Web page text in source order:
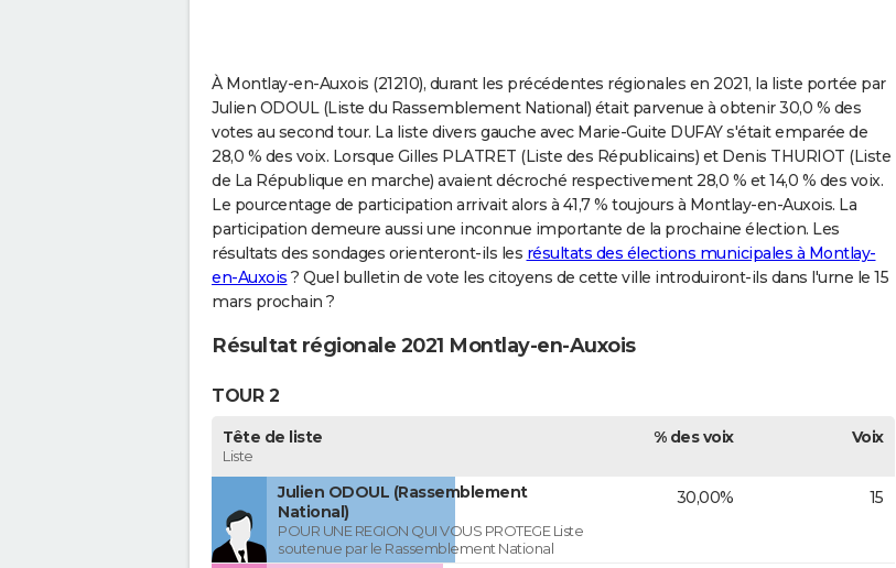
À Montlay-en-Auxois (21210), durant les précédentes régionales en 2021, la liste portée par
Julien ODOUL (Liste du Rassemblement National) était parvenue à obtenir 30,0 % des
votes au second tour. La liste divers gauche avec Marie-Guite DUFAY s'était emparée de
28,0 % des voix. Lorsque Gilles PLATRET (Liste des Républicains) et Denis THURIOT (Liste
de La République en marche) avaient décroché respectivement 28,0 % et 14,0 % des voix.
Le pourcentage de participation arrivait alors à 41,7 % toujours à Montlay-en-Auxois. La
participation demeure aussi une inconnue importante de la prochaine élection. Les
résultats des sondages orienteront-ils les résultats des élections municipales à Montlay-
en-Auxois ? Quel bulletin de vote les citoyens de cette ville introduiront-ils dans l'urne le 15
mars prochain ?
Résultat régionale 2021 Montlay-en-Auxois
TOUR 2
Tête de liste
Liste
% des voix Voix
Julien ODOUL (Rassemblement
National)
POUR UNE REGION QUI VOUS PROTEGE Liste
soutenue par le Rassemblement National
30,00% 15